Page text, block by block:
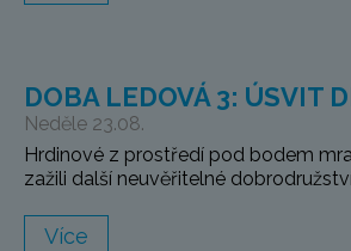
DOBA LEDOVÁ 3: ÚSVIT
Neděle 23.08.
Hrdinové z prostředí pod bodem
zažili další neuvěřitelné
Více